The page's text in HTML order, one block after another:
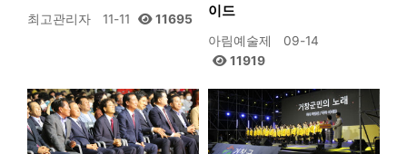
최고관리자 11-11 11695
이드
아림예술제
09-14
11919